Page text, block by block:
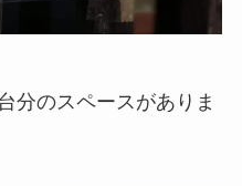
分のスペースがありま